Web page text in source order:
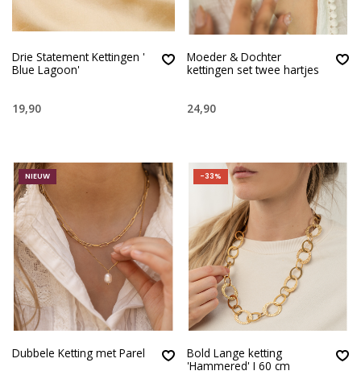
Drie Statement Kettingen '
Blue Lagoon'
19,90
Moeder & Dochter
kettingen set twee hartjes
24,90
NIEUW
Dubbele Ketting met Parel
-33%
Bold Lange ketting
'Hammered' I 60 cm